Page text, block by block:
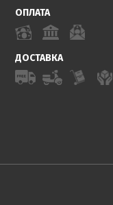
ОПЛАТА
ДОСТАВКА